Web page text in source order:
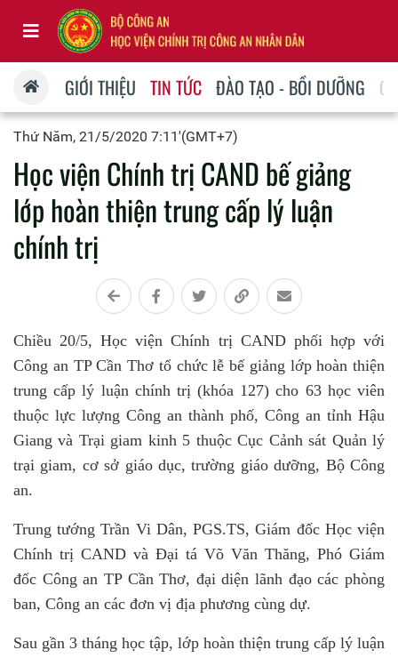
GIỚI THIỆU TIN TỨC ĐÀO TẠO - BỒI DƯỠNG
Thứ Năm, 21/5/2020 7:11'(GMT+7)
Học viện Chính trị CAND bế giảng
lớp hoàn thiện trung cấp lý luận
chính trị
Chiều 20/5, Học viện Chính trị CAND phối hợp với
Công an TP Cần Thơ tổ chức lễ bế giảng lớp hoàn thiện
trung cấp lý luận chính trị (khóa 127) cho 63 học viên
thuộc lực lượng Công an thành phố, Công an tỉnh Hậu
Giang và Trại giam kinh 5 thuộc Cục Cảnh sát Quản lý
trại giam, cơ sở giáo dục, trường giáo dưỡng, Bộ Công
an.
Trung tướng Trần Vi Dân, PGS.TS, Giám đốc Học viện
Chính trị CAND và Đại tá Võ Văn Thăng, Phó Giám
đốc Công an TP Cần Thơ, đại diện lãnh đạo các phòng
ban, Công an các đơn vị địa phương cùng dự.
Sau gần 3 tháng học tập, lớp hoàn thiện trung cấp lý luận